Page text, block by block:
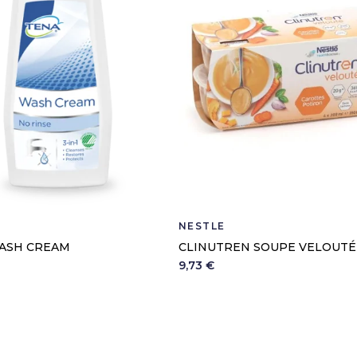
CREAM
NESTLE
CLINUTREN SOUPE VELOUTÉ
9,73 €